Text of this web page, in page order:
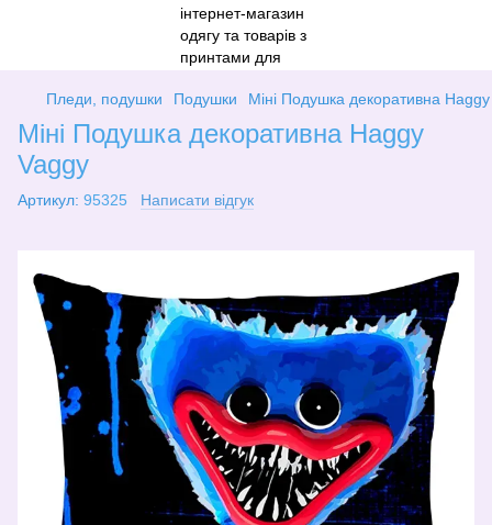
Пледи, подушки Подушки Міні Подушка декоративна
Міні Подушка декоративна Haggy
Vaggy
Артикул: 95325 Написати відгук